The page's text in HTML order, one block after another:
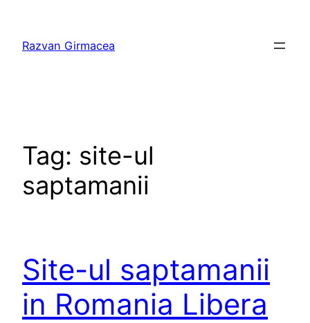
content
Razvan Girmacea
Tag: site-ul
saptamanii
Site-ul saptamanii
in Romania Libera